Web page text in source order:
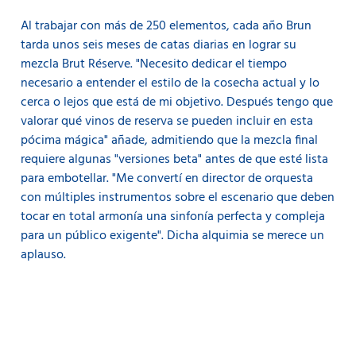
Al trabajar con más de 250 elementos, cada año Brun
tarda unos seis meses de catas diarias en lograr su
mezcla Brut Réserve. "Necesito dedicar el tiempo
necesario a entender el estilo de la cosecha actual y lo
cerca o lejos que está de mi objetivo. Después tengo que
valorar qué vinos de reserva se pueden incluir en esta
pócima mágica" añade, admitiendo que la mezcla final
requiere algunas "versiones beta" antes de que esté lista
para embotellar. "Me convertí en director de orquesta
con múltiples instrumentos sobre el escenario que deben
tocar en total armonía una sinfonía perfecta y compleja
para un público exigente". Dicha alquimia se merece un
aplauso.